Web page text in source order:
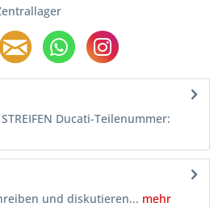
Ducati-Teilenummer:
und diskutieren... mehr